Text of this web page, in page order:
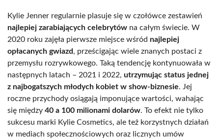
Kylie Jenner regularnie plasuje się w czołówce zestawień
najlepiej zarabiających celebrytów na całym świecie. W
2020 roku zajęła pierwsze miejsce wśród najlepiej
opłacanych gwiazd, prześcigając wiele znanych postaci z
przemysłu rozrywkowego. Taką tendencję kontynuowała w
następnych latach – 2021 i 2022, utrzymując status jednej
z najbogatszych młodych kobiet w show-biznesie. Jej
roczne przychody osiągają imponujące wartości, wahając
się między 40 a 100 milionami dolarów. To efekt nie tylko
sukcesu marki Kylie Cosmetics, ale też korzystnych działań
w mediach społecznościowych oraz licznych umów